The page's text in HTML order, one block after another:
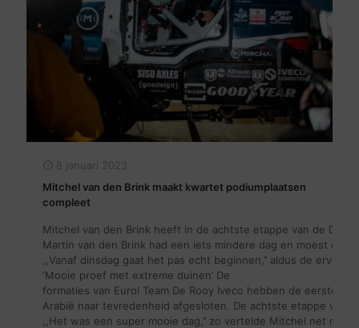
8 januari 2023
Mitchel van den Brink maakt kwartet podiumplaatsen
compleet
Mitchel van den Brink heeft in de achtste etappe van de
Martin van den Brink had een iets mindere dag en moest op
,,Vanaf dinsdag gaat het pas echt beginnen,’’ aldus de
‘Mooie proef met extreme duinen’ De
formaties van Eurol Team De Rooy Iveco hebben de eerste
Arabië naar tevredenheid afgesloten. De achtste etappe
,,Het was een super mooie dag,’’ zo vertelde Mitchel net na